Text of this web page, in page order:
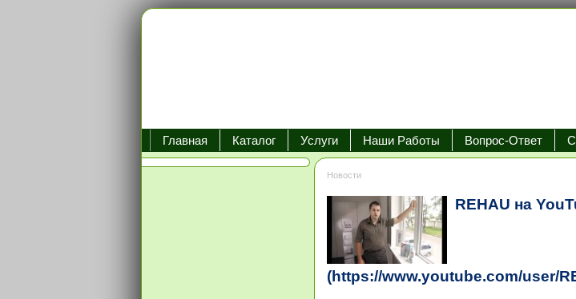
Главная Каталог Услуги Наши Работы Вопрос-Ответ
Новости
REHAU на
(https://www.youtube.com/user/